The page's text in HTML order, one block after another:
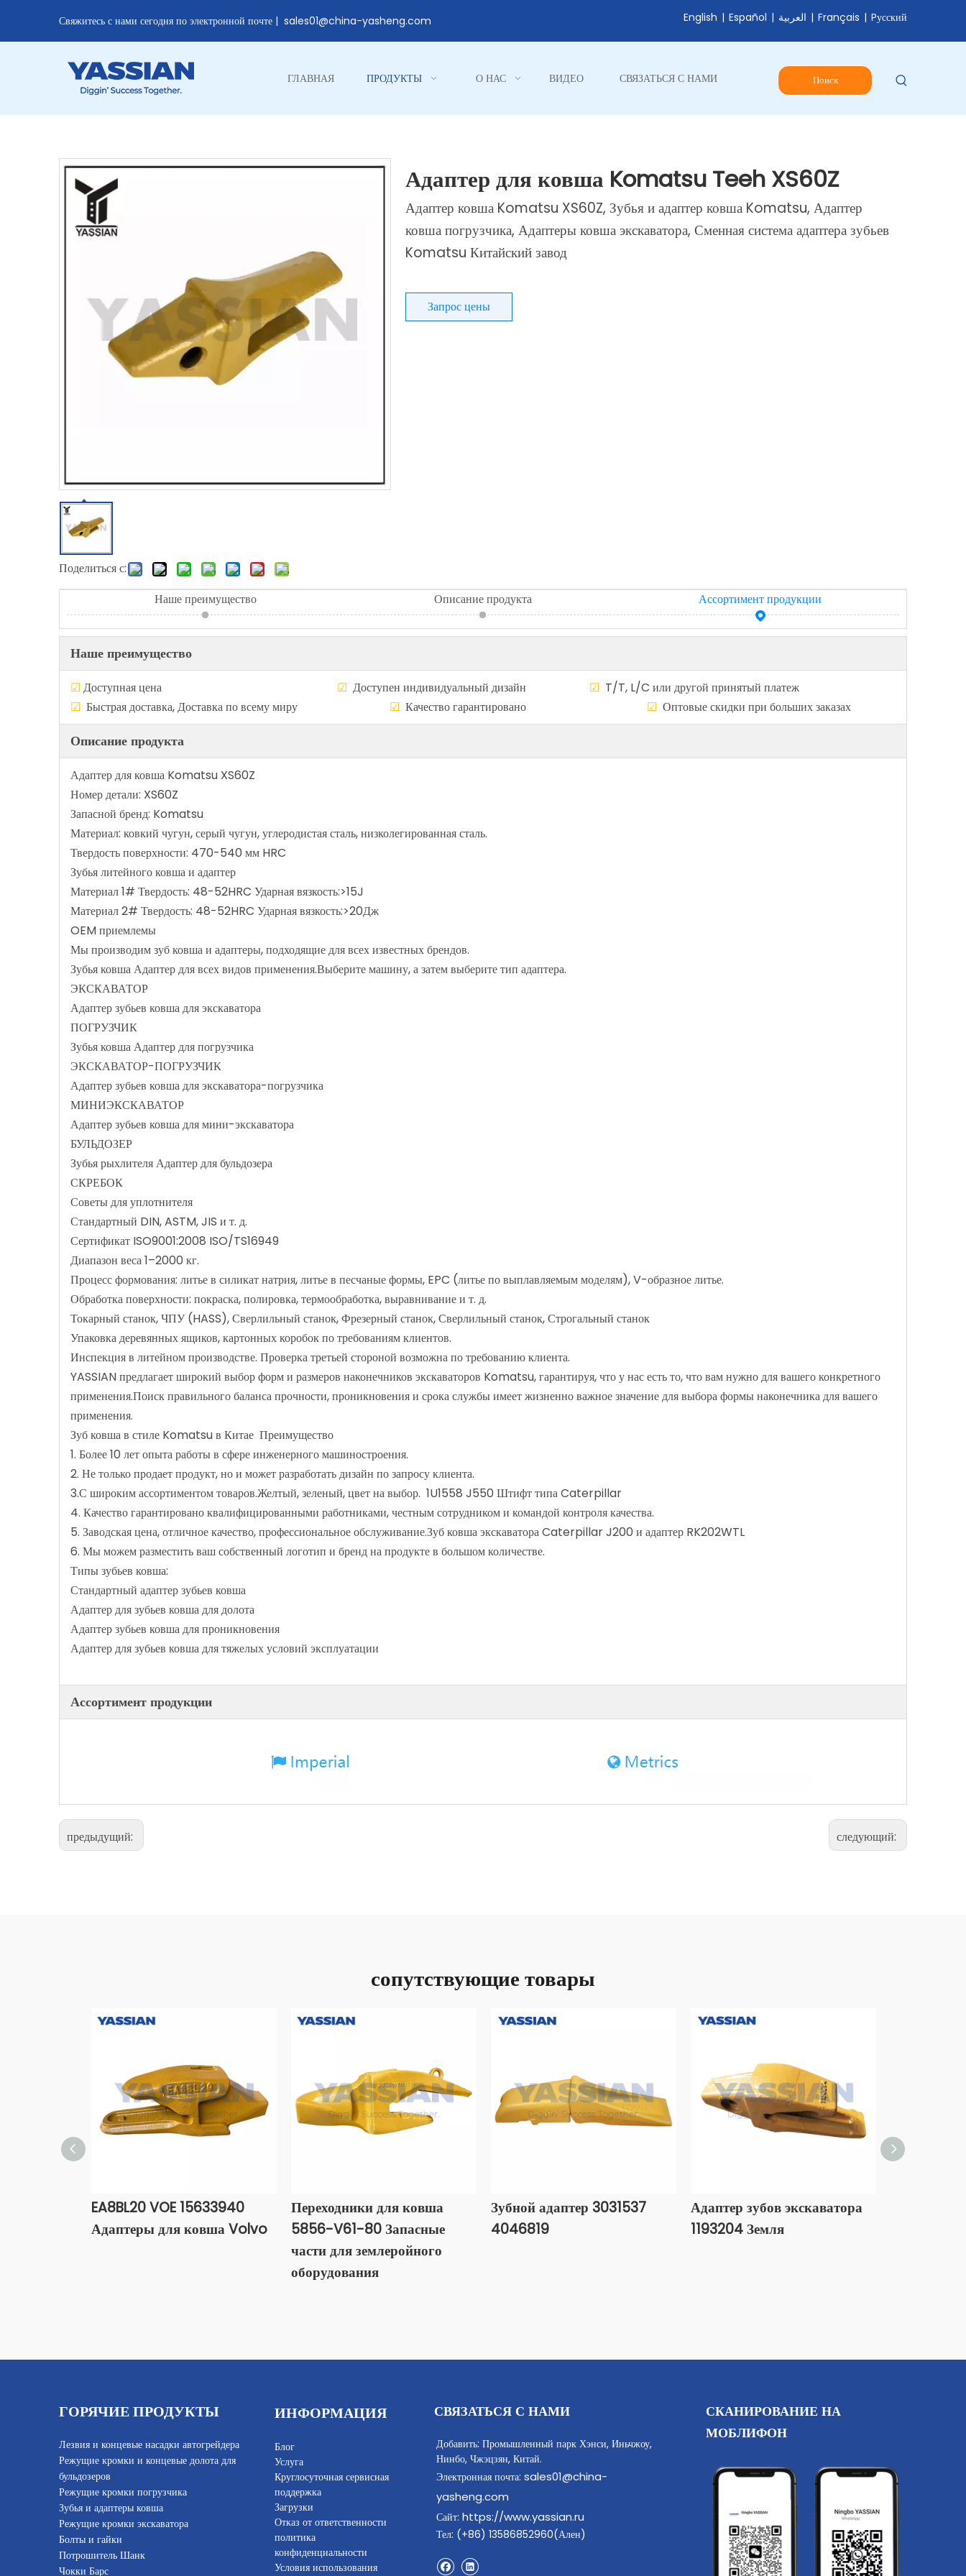
Свяжитесь с нами сегодня по электронной почте | sales01@china-yasheng.com English | Español | العربية | Français | Pусский
ГЛАВНАЯ ПРОДУКТЫ О НАС ВИДЕО СВЯЗАТЬСЯ С НАМИ Поиск
Поделиться с:
Адаптер для ковша Komatsu Teeh XS60Z
Адаптер ковша Komatsu XS60Z, Зубья и адаптер ковша Komatsu, Адаптер
ковша погрузчика, Адаптеры ковша экскаватора, Сменная система адаптера зубьев
Komatsu Китайский завод
Запрос цены
Наше преимущество Описание продукта Ассортимент продукции
Наше преимущество
☑ Доступная цена ☑ Доступен индивидуальный дизайн ☑ T/T, L/C или другой принятый платеж
☑ Быстрая доставка, Доставка по всему миру ☑ Качество гарантировано ☑ Оптовые скидки при больших заказах
Описание продукта
Адаптер для ковша Komatsu XS60Z
Номер детали: XS60Z
Запасной бренд: Komatsu
Материал: ковкий чугун, серый чугун, углеродистая сталь, низколегированная сталь.
Твердость поверхности: 470-540 мм HRC
Зубья литейного ковша и адаптер
Материал 1# Твердость: 48-52HRC Ударная вязкость:>15J
Материал 2# Твердость: 48-52HRC Ударная вязкость:>20Дж
OEM приемлемы
Мы производим зуб ковша и адаптеры, подходящие для всех известных брендов.
Зубья ковша Адаптер для всех видов применения.Выберите машину, а затем выберите тип адаптера.
ЭКСКАВАТОР
Адаптер зубьев ковша для экскаватора
ПОГРУЗЧИК
Зубья ковша Адаптер для погрузчика
ЭКСКАВАТОР-ПОГРУЗЧИК
Адаптер зубьев ковша для экскаватора-погрузчика
МИНИЭКСКАВАТОР
Адаптер зубьев ковша для мини-экскаватора
БУЛЬДОЗЕР
Зубья рыхлителя Адаптер для бульдозера
СКРЕБОК
Советы для уплотнителя
Стандартный DIN, ASTM, JIS и т. д.
Сертификат ISO9001:2008 ISO/TS16949
Диапазон веса 1–2000 кг.
Процесс формования: литье в силикат натрия, литье в песчаные формы, EPC (литье по выплавляемым моделям), V-образное литье.
Обработка поверхности: покраска, полировка, термообработка, выравнивание и т. д.
Токарный станок, ЧПУ (HASS), Сверлильный станок, Фрезерный станок, Сверлильный станок, Строгальный станок
Упаковка деревянных ящиков, картонных коробок по требованиям клиентов.
Инспекция в литейном производстве. Проверка третьей стороной возможна по требованию клиента.
YASSIAN предлагает широкий выбор форм и размеров наконечников экскаваторов Komatsu, гарантируя, что у нас есть то, что вам нужно для вашего конкретного
применения.Поиск правильного баланса прочности, проникновения и срока службы имеет жизненно важное значение для выбора формы наконечника для вашего
применения.
Зуб ковша в стиле Komatsu в Китае Преимущество
1. Более 10 лет опыта работы в сфере инженерного машиностроения.
2. Не только продает продукт, но и может разработать дизайн по запросу клиента.
3.С широким ассортиментом товаров.Желтый, зеленый, цвет на выбор. 1U1558 J550 Штифт типа Caterpillar
4. Качество гарантировано квалифицированными работниками, честным сотрудником и командой контроля качества.
5. Заводская цена, отличное качество, профессиональное обслуживание.Зуб ковша экскаватора Caterpillar J200 и адаптер RK202WTL
6. Мы можем разместить ваш собственный логотип и бренд на продукте в большом количестве.
Типы зубьев ковша:
Стандартный адаптер зубьев ковша
Адаптер для зубьев ковша для долота
Адаптер зубьев ковша для проникновения
Адаптер для зубьев ковша для тяжелых условий эксплуатации
Ассортимент продукции
предыдущий: следующий:
сопутствующие товары
EA8BL20 VOE 15633940
Адаптеры для ковша Volvo
Переходники для ковша
5856-V61-80 Запасные
части для землеройного
оборудования
Зубной адаптер 3031537
4046819
Адаптер зубов экскаватора
1193204 Земля
ГОРЯЧИЕ ПРОДУКТЫ
Лезвия и концевые насадки автогрейдера
Режущие кромки и концевые долота для
бульдозеров
Режущие кромки погрузчика
Зубья и адаптеры ковша
Режущие кромки экскаватора
Болты и гайки
Потрошитель Шанк
Чокки Барс
ИНФОРМАЦИЯ
Блог
Услуга
Круглосуточная сервисная
поддержка
Загрузки
Отказ от ответственности
политика
конфиденциальности
Условия использования
СВЯЗАТЬСЯ С НАМИ
Добавить: Промышленный парк Хэнси, Иньчжоу,
Нинбо, Чжэцзян, Китай.
Электронная почта: sales01@china-
yasheng.com
Сайт: https://www.yassian.ru
Тел: (+86) 13586852960(Ален)
СКАНИРОВАНИЕ НА
МОБЛИФОН